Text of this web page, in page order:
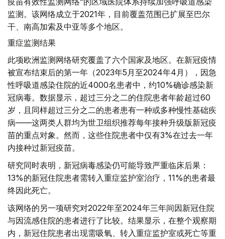
监测。该网络成立于2021年，目前覆盖范围已扩展至巴尔
干、南高加索及中亚等多个地区。
重症监测结果
此项欧洲监测网络研究覆盖了六个国家及地区。在新冠疫情
被宣布结束后的第一年（2023年5月至2024年4月），因急
性呼吸道感染住院的近4000名患者中，约10%确诊感染新
冠病毒。数据显示，超过三分之二的住院患者年龄超过60
岁，且同样超过三分之二的患者患有一种或多种慢性基础疾
病——这两类人群均为世卫组织推荐每年接种升级版新冠疫
苗的重点对象。然而，这些住院患者中仅有3%在过去一年
内接种过新冠疫苗。
研究同时表明，新冠病毒感染仍可能导致严重临床后果：
13%的新冠住院患者需转入重症监护室治疗，11%的患者最
终因此死亡。
该网络的另一项研究对2022年至2024年三年间因新冠住院
与因流感住院的患者进行了比较。结果显示，在整个观察期
内，新冠住院患者出现需吸氧、转入重症监护室或死亡等重